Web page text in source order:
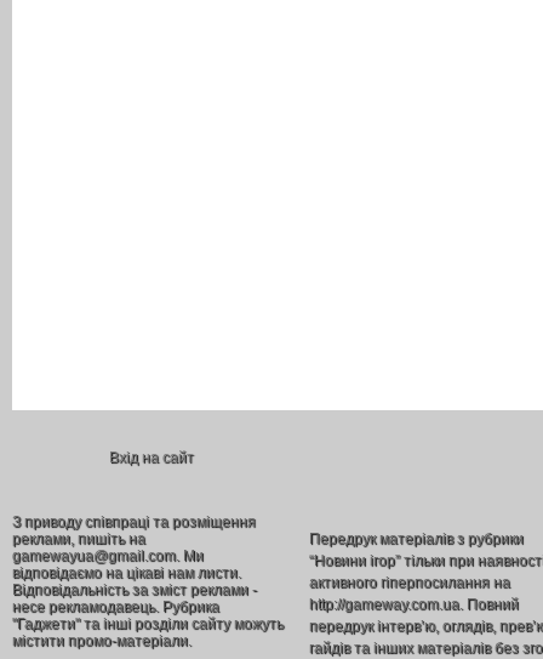
Вхід на сайт
З приводу співпраці та розміщення
реклами, пишіть на
gamewayua@gmail.com. Ми
відповідаємо на цікаві нам листи.
Відповідальність за зміст реклами -
несе рекламодавець. Рубрика
"Гаджети" та інші розділи сайту можуть
містити промо-матеріали.
Передрук матеріалів з рубрики
“Новини ігор” тільки при
активного гіперпосилання на
http://gameway.com.ua. Повний
передрук інтерв’ю, оглядів,
гайдів та інших матеріалів без